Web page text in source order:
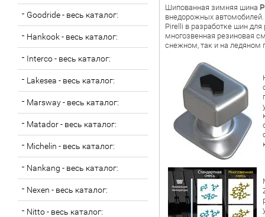
Шипованная зимняя шина
внедорожных
Pirelli в разработке шин
многозвенная резиновая
снежном, так и на ледяном
Goodride - весь каталог:
Hankook - весь каталог:
Interco - весь каталог:
Lakesea - весь каталог:
Marsway - весь каталог:
Matador - весь каталог:
Michelin - весь каталог:
Nankang - весь каталог:
Nexen - весь каталог:
Nitto - весь каталог: